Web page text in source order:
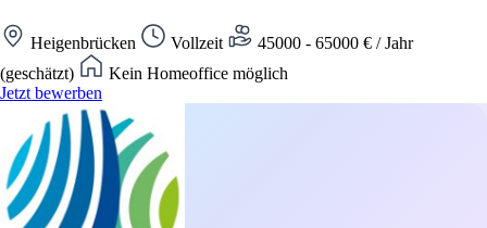
Heigenbrücken Vollzeit
45000 - 65000 € / Jahr
(geschätzt)
Kein Homeoffice möglich
Jetzt bewerben